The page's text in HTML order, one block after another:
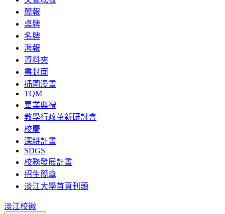
簡報
桌牌
名牌
海報
資料夾
書封面
插圖漫畫
TQM
畢業典禮
教學行政革新研討會
校慶
深耕計畫
SDGS
校務發展計畫
招生簡章
淡江大學首頁刊頭
淡江校徽